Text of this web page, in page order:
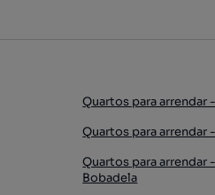
Quartos para arrendar
Quartos para arrendar
Quartos para arrendar
Bobadela